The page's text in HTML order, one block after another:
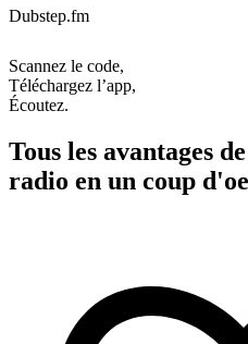
Dubstep.fm
Scannez le code,
Téléchargez l’app,
Écoutez.
Tous les avantages
radio en un coup